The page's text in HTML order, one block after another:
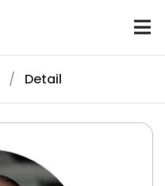
/ Detail